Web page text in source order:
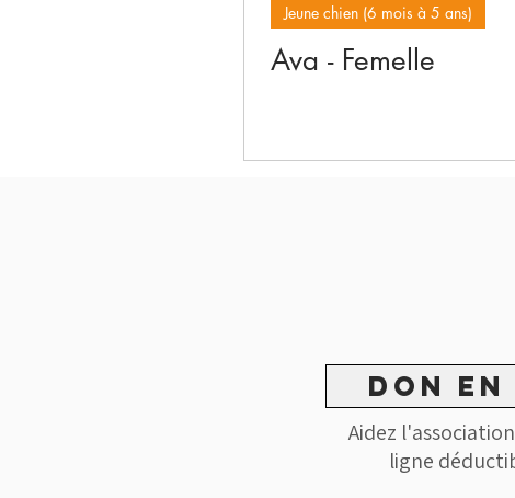
Jeune chien (6 mois à 5 ans)
Ava - Femelle
don
Aidez
ligne